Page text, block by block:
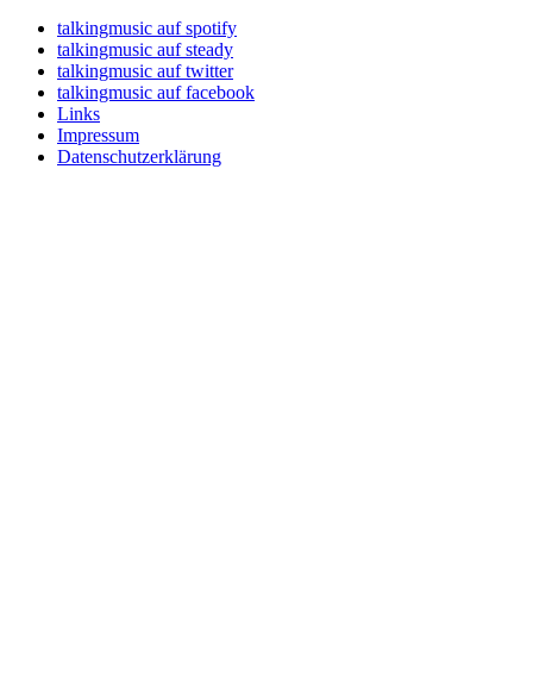
talkingmusic auf spotify
talkingmusic auf steady
talkingmusic auf twitter
talkingmusic auf facebook
Links
Impressum
Datenschutzerklärung